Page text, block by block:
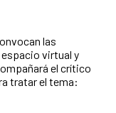
las
virtual y
el crítico
tratar el tema: